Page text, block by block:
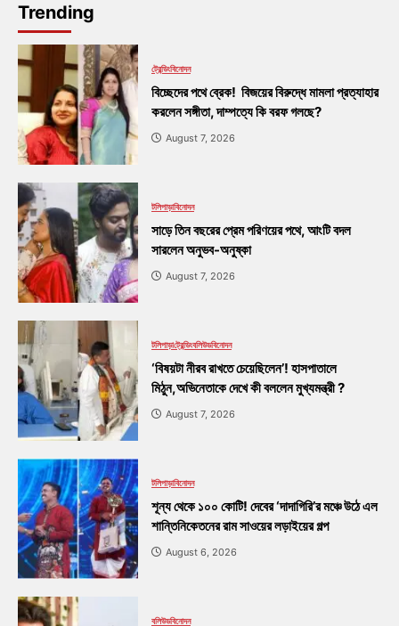
Trending
ট্রেন্ডিংবিনোদন
বিচ্ছেদের পথে ব্রেক! বিজয়ের বিরুদ্ধে মামলা প্রত্যাহার
করলেন সঙ্গীতা, দাম্পত্যে কি বরফ গলছে?
August 7, 2026
টলিপাড়াবিনোদন
সাড়ে তিন বছরের প্রেম পরিণয়ের পথে, আংটি বদল
সারলেন অনুভব-অনুষ্কা
August 7, 2026
টলিপাড়াট্রেন্ডিংবলিউডবিনোদন
‘বিষয়টা নীরব রাখতে চেয়েছিলেন’! হাসপাতালে
মিঠুন,অভিনেতাকে দেখে কী বললেন মুখ্যমন্ত্রী ?
August 7, 2026
টলিপাড়াবিনোদন
শূন্য থেকে ১০০ কোটি! দেবের ‘দাদাগিরি’র মঞ্চে উঠে এল
শান্তিনিকেতনের রাম সাওয়ের লড়াইয়ের গল্প
August 6, 2026
বলিউডবিনোদন